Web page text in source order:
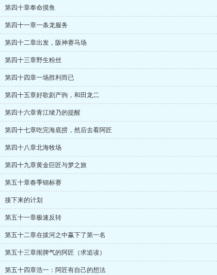
第四十章奉命摸鱼
第四十一章一条龙服务
第四十二章出发，阪神赛马场
第四十三章野生粉丝
第四十四章一场胜利而已
第四十五章好歌剧产驹，和田龙二
第四十六章青江绫乃的提醒
第四十七章吃完海底捞，然后去看阿匠
第四十八章北海牧场
第四十九章黄金巨匠与梦之旅
第五十章春季锦标赛
接下来的计划
第五十一章极速反转
第五十二章在拔河之中赢下了第一名
第五十三章闹脾气的阿匠（求追读）
第五十四章浩一：阿匠有自己的想法